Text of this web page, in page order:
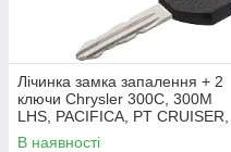
Лічинка замка запалення + 2
ключи Chrysler 300C, 300M
LHS, PACIFICA, PT CRUISER,
SEBRING 5003843AB
В наявності